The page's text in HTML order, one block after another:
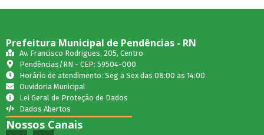
Prefeitura Municipal de Pendências - RN
Av. Francisco Rodrigues, 205, Centro
Pendências/RN - CEP: 59504-000
Horário de atendimento: Seg a Sex das 08:00 as 14:00
Ouvidoria Municipal
Lei Geral de Proteção de Dados
Dados Abertos
Nossos Canais